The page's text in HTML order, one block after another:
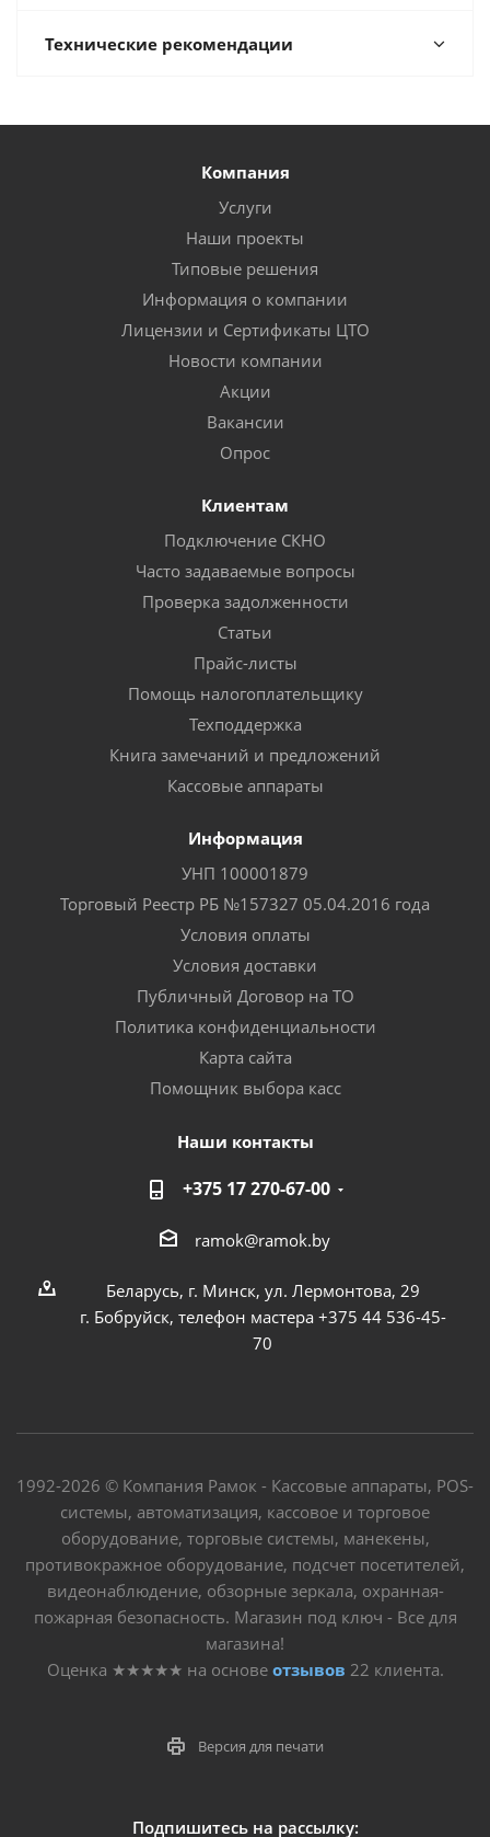
Технические рекомендации
Компания
Услуги
Наши проекты
Типовые решения
Информация о компании
Лицензии и Сертификаты ЦТО
Новости компании
Акции
Вакансии
Опрос
Клиентам
Подключение СКНО
Часто задаваемые вопросы
Проверка задолженности
Статьи
Прайс-листы
Помощь налогоплательщику
Техподдержка
Книга замечаний и предложений
Кассовые аппараты
Информация
УНП 100001879
Торговый Реестр РБ №157327 05.04.2016 года
Условия оплаты
Условия доставки
Публичный Договор на ТО
Политика конфиденциальности
Карта сайта
Помощник выбора касс
Наши контакты
+375 17 270-67-00
ramok@ramok.by
Беларусь, г. Минск, ул. Лермонтова, 29
г. Бобруйск, телефон мастера +375 44 536-45-
70
1992-2026 © Компания Рамок - Кассовые аппараты, POS-
системы, автоматизация, кассовое и торговое
оборудование, торговые системы, манекены,
противокражное оборудование, подсчет посетителей,
видеонаблюдение, обзорные зеркала, охранная-
пожарная безопасность. Магазин под ключ - Все для
магазина!
Оценка ★★★★★ на основе отзывов 22 клиента.
Версия для печати
Подпишитесь на рассылку: